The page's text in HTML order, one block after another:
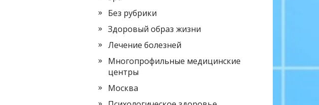
Без рубрики
Здоровый образ жизни
Лечение болезней
Многопрофильные медицинские
центры
Москва